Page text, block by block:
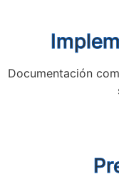
Documentación